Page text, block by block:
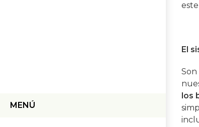
MENÚ
El
los